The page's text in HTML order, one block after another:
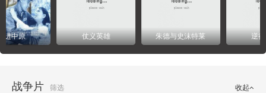
仗义英雄 朱德与史沫特莱 逆行战场
收起
战争片 筛选